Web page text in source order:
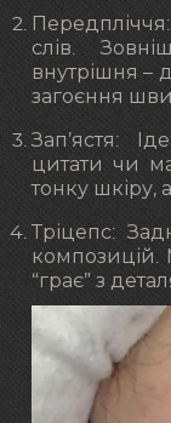
слів.
внутрішня –
загоєння
Зап’ястя:
цитати чи
тонку шкіру,
Тріцепс:
композицій.
“грає” з